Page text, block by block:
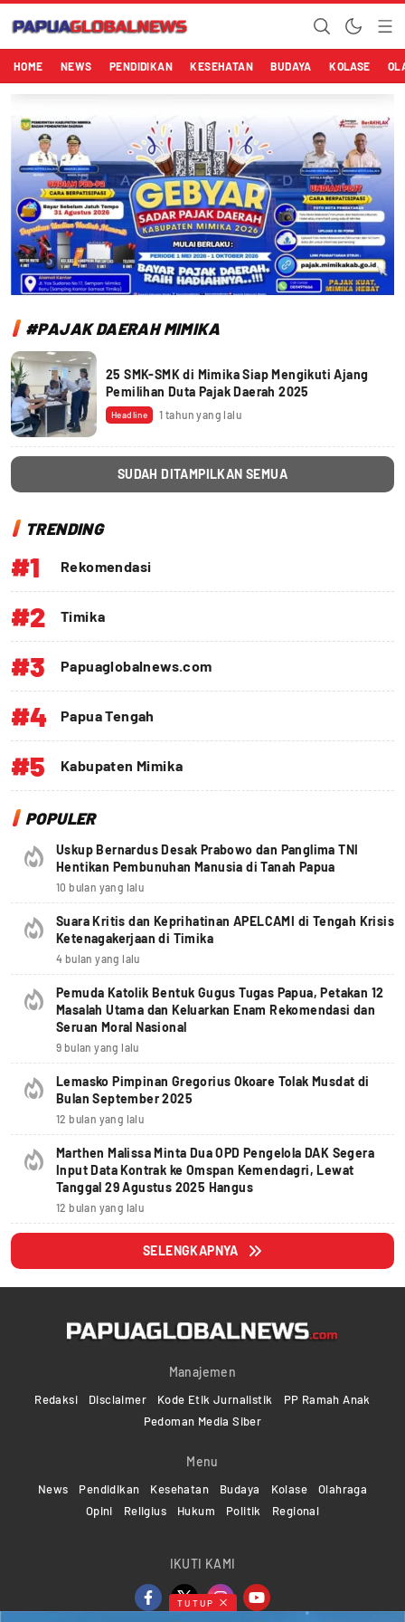
Papuaglobalnews.com
Menulis Fakta dengan Hati Bening
HOME NEWS PENDIDIKAN KESEHATAN BUDAYA KOLASE
#PAJAK DAERAH MIMIKA
25 SMK-SMK di Mimika Siap Mengikuti Ajang
Pemilihan Duta Pajak Daerah 2025
Headline 1 tahun yang lalu
SUDAH DITAMPILKAN SEMUA
TRENDING
#1 Rekomendasi
#2 Timika
#3 Papuaglobalnews.com
#4 Papua Tengah
#5 Kabupaten Mimika
POPULER
Uskup Bernardus Desak Prabowo dan Panglima TNI
Hentikan Pembunuhan Manusia di Tanah Papua
10 bulan yang lalu
Suara Kritis dan Keprihatinan APELCAMI di Tengah Krisis
Ketenagakerjaan di Timika
4 bulan yang lalu
Pemuda Katolik Bentuk Gugus Tugas Papua, Petakan 12
Masalah Utama dan Keluarkan Enam Rekomendasi dan
Seruan Moral Nasional
9 bulan yang lalu
Lemasko Pimpinan Gregorius Okoare Tolak Musdat di
Bulan September 2025
12 bulan yang lalu
Marthen Malissa Minta Dua OPD Pengelola DAK Segera
Input Data Kontrak ke Omspan Kemendagri, Lewat
Tanggal 29 Agustus 2025 Hangus
12 bulan yang lalu
SELENGKAPNYA
Manajemen
Redaksi Disclaimer Kode Etik Jurnalistik
PP Ramah Anak
Pedoman Media Siber
Menu
News Pendidikan Kesehatan Budaya Kolase
Olahraga
Opini
Religius Hukum Politik Regional
IKUTI KAMI
TUTUP